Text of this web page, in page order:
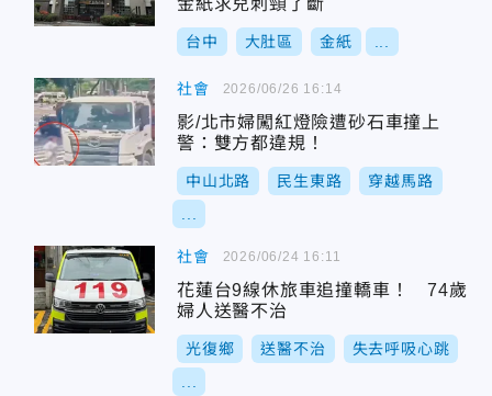
金紙求兒刺頸了斷
台中 大肚區 金紙
社會
影/北市婦闖紅燈險遭砂石車撞上
警：雙方都違規！
中山北路 民生東路 穿越馬路
2026/06/26 16:14
社會
花蓮台9線休旅車追撞轎車！ 74歲
婦人送醫不治
光復鄉 送醫不治 失去呼吸心跳
2026/06/24 16:11